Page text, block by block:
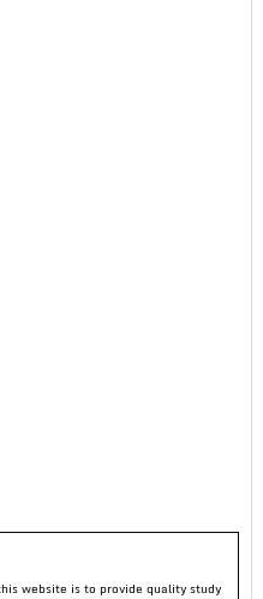
website is to provide quality study